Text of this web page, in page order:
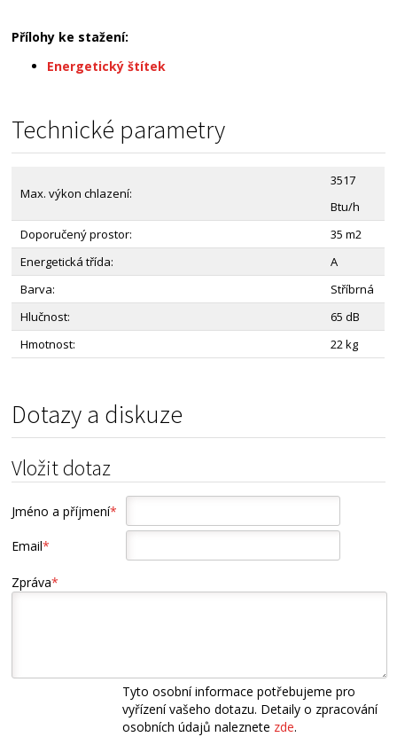
Přílohy ke stažení:
Energetický štítek
Technické parametry
Max. výkon chlazení:
3517
Btu/h
Doporučený prostor:
35 m2
Energetická třída:
A
Barva:
Stříbrná
Hlučnost:
65 dB
Hmotnost:
22 kg
Dotazy a diskuze
Vložit dotaz
Jméno a příjmení*
Email*
Zpráva*
Tyto osobní informace potřebujeme pro
vyřízení vašeho dotazu. Detaily o zpracování
osobních údajů naleznete zde.